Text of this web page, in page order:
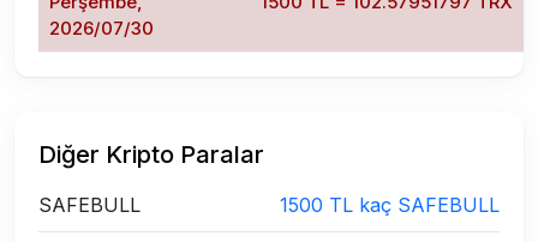
2026/07/30
Diğer Kripto Paralar
SAFEBULL 1500 TL kaç SAFEBULL